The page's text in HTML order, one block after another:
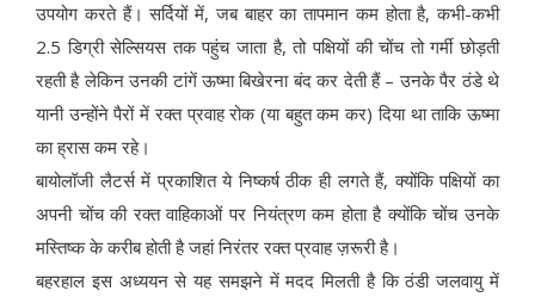
उपयोग करते हैं। सर्दियों में, जब बाहर का तापमान कम होता है, कभी-कभी
2.5 डिग्री सेल्सियस तक पहुंच जाता है, तो पक्षियों की चोंच तो गर्मी छोड़ती
रहती है लेकिन उनकी टांगें ऊष्मा बिखेरना बंद कर देती हैं – उनके पैर ठंडे थे
यानी उन्होंने पैरों में रक्त प्रवाह रोक (या बहुत कम कर) दिया था ताकि ऊष्मा
का ह्रास कम रहे।
बायोलॉजी लैटर्स में प्रकाशित ये निष्कर्ष ठीक ही लगते हैं, क्योंकि पक्षियों का
अपनी चोंच की रक्त वाहिकाओं पर नियंत्रण कम होता है क्योंकि चोंच उनके
मस्तिष्क के करीब होती है जहां निरंतर रक्त प्रवाह ज़रूरी है।
बहरहाल इस अध्ययन से यह समझने में मदद मिलती है कि ठंडी जलवायु में